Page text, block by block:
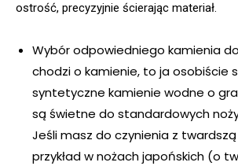
ostrość, precyzyjnie ścierając materiał.
Wybór odpowiedniego kamienia
chodzi o kamienie, to ja osobiście
syntetyczne kamienie wodne o
są świetne do standardowych
Jeśli masz do czynienia z
przykład w nożach japońskich (o